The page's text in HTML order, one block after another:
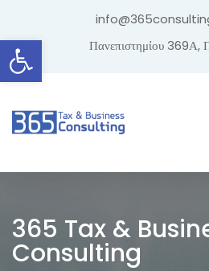
Ανοίξτε τη γραμμή
Πανεπιστημίου 369Α,
365 Tax &
Consulting